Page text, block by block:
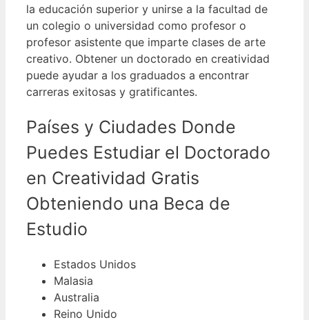
la educación superior y unirse a la facultad de
un colegio o universidad como profesor o
profesor asistente que imparte clases de arte
creativo. Obtener un doctorado en creatividad
puede ayudar a los graduados a encontrar
carreras exitosas y gratificantes.
Países y Ciudades Donde
Puedes Estudiar el Doctorado
en Creatividad Gratis
Obteniendo una Beca de
Estudio
Estados Unidos
Malasia
Australia
Reino Unido